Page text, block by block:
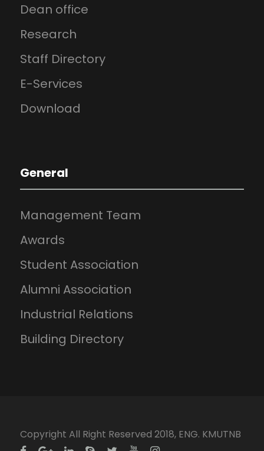
Dean office
Research
Staff Directory
E-Services
Download
General
Management Team
Awards
Student Association
Alumni Association
Industrial Relations
Building Directory
Copyright All Right Reserved 2018, ENG. KMUTNB